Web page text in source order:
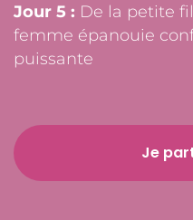
Jour 5 : De la petite
femme épanouie
puissante
Je